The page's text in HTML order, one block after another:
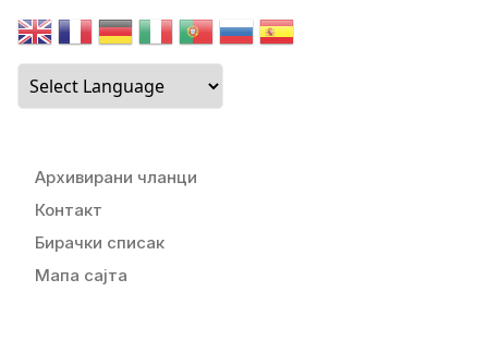
Архивирани чланци
Контакт
Бирачки списак
Мапа сајта